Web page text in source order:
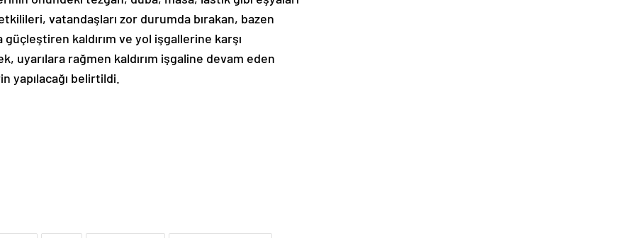
vatandaşları zor durumda bırakan, bazen
kaldırım ve yol işgallerine karşı
rağmen kaldırım işgaline devam eden
yapılacağı belirtildi.